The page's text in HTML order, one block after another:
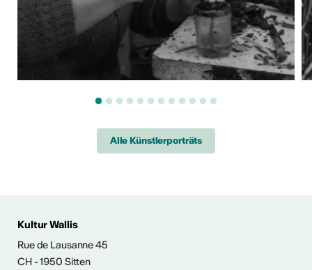
Alle Künstlerporträts
Kultur Wallis
Rue de Lausanne 45
CH - 1950 Sitten